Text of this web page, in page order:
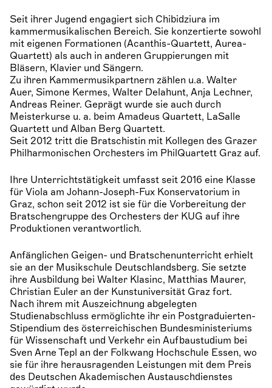
Seit ihrer Jugend engagiert sich Chibidziura im
kammermusikalischen Bereich. Sie konzertierte sowohl
mit eigenen Formationen (Acanthis-Quartett, Aurea-
Quartett) als auch in anderen Gruppierungen mit
Bläsern, Klavier und Sängern.
Zu ihren Kammermusikpartnern zählen u.a. Walter
Auer, Simone Kermes, Walter Delahunt, Anja Lechner,
Andreas Reiner. Geprägt wurde sie auch durch
Meisterkurse u. a. beim Amadeus Quartett, LaSalle
Quartett und Alban Berg Quartett.
Seit 2012 tritt die Bratschistin mit Kollegen des Grazer
Philharmonischen Orchesters im PhilQuartett Graz auf.
Ihre Unterrichtstätigkeit umfasst seit 2016 eine Klasse
für Viola am Johann-Joseph-Fux Konservatorium in
Graz, schon seit 2012 ist sie für die Vorbereitung der
Bratschengruppe des Orchesters der KUG auf ihre
Produktionen verantwortlich.
Anfänglichen Geigen- und Bratschenunterricht erhielt
sie an der Musikschule Deutschlandsberg. Sie setzte
ihre Ausbildung bei Walter Klasinc, Matthias Maurer,
Christian Euler an der Kunstuniversität Graz fort.
Nach ihrem mit Auszeichnung abgelegten
Studienabschluss ermöglichte ihr ein Postgraduierten-
Stipendium des österreichischen Bundesministeriums
für Wissenschaft und Verkehr ein Aufbaustudium bei
Sven Arne Tepl an der Folkwang Hochschule Essen, wo
sie für ihre herausragenden Leistungen mit dem Preis
des Deutschen Akademischen Austauschdienstes